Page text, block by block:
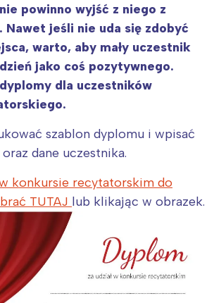
powinno wyjść z niego z
Nawet jeśli nie uda się zdobyć
warto, aby mały uczestnik
jako coś pozytywnego.
dla uczestników
szablon dyplomu i wpisać
dane uczestnika.
konkursie recytatorskim do
TUTAJ lub klikając w obrazek.